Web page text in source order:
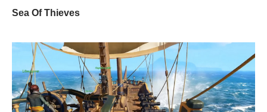
Sea Of Thieves